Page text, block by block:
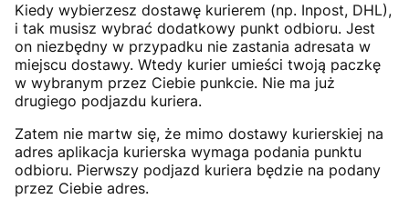
Kiedy wybierzesz dostawę kurierem (np. Inpost, DHL),
i tak musisz wybrać dodatkowy punkt odbioru. Jest
on niezbędny w przypadku nie zastania adresata w
miejscu dostawy. Wtedy kurier umieści twoją paczkę
w wybranym przez Ciebie punkcie. Nie ma już
drugiego podjazdu kuriera.
Zatem nie martw się, że mimo dostawy kurierskiej na
adres aplikacja kurierska wymaga podania punktu
odbioru. Pierwszy podjazd kuriera będzie na podany
przez Ciebie adres.